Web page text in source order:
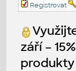
Registrovat
září –
produkty